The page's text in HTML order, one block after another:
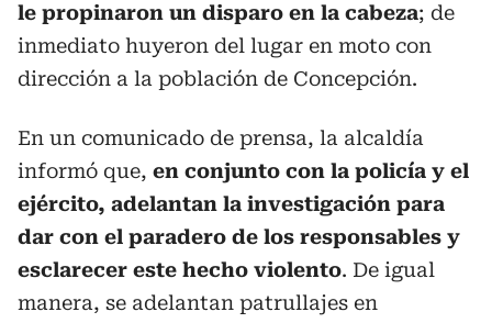
le propinaron un disparo en la cabeza; de
inmediato huyeron del lugar en moto con
dirección a la población de Concepción.
En un comunicado de prensa, la alcaldía
informó que, en conjunto con la policía y el
ejército, adelantan la investigación para
dar con el paradero de los responsables y
esclarecer este hecho violento. De igual
manera, se adelantan patrullajes en